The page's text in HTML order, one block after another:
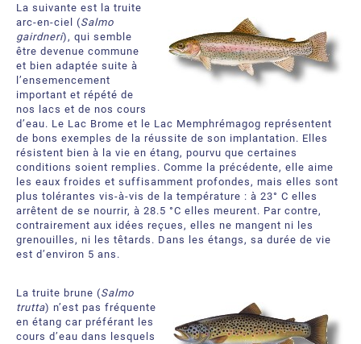
La suivante est la truite
arc-en-ciel (Salmo
gairdneri), qui semble
être devenue commune
et bien adaptée suite à
l’ensemencement
important et répété de
nos lacs et de nos cours
d’eau. Le Lac Brome et le Lac Memphrémagog représentent
de bons exemples de la réussite de son implantation. Elles
résistent bien à la vie en étang, pourvu que certaines
conditions soient remplies. Comme la précédente, elle aime
les eaux froides et suffisamment profondes, mais elles sont
plus tolérantes vis-à-vis de la température : à 23° C elles
arrêtent de se nourrir, à 28.5 °C elles meurent. Par contre,
contrairement aux idées reçues, elles ne mangent ni les
grenouilles, ni les têtards. Dans les étangs, sa durée de vie
est d’environ 5 ans.
La truite brune (Salmo
trutta) n’est pas fréquente
en étang car préférant les
cours d’eau dans lesquels